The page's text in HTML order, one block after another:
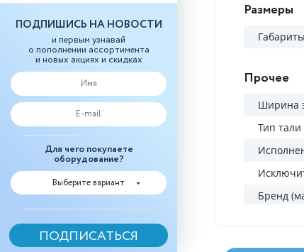
ПОДПИШИСЬ НА НОВОСТИ
и первым узнавай
о пополнении ассортимента
и новых акциях и скидках
Для чего покупаете
оборудование?
Выберите вариант
Размеры
Прочее
Ширина
Тип тали
Бренд